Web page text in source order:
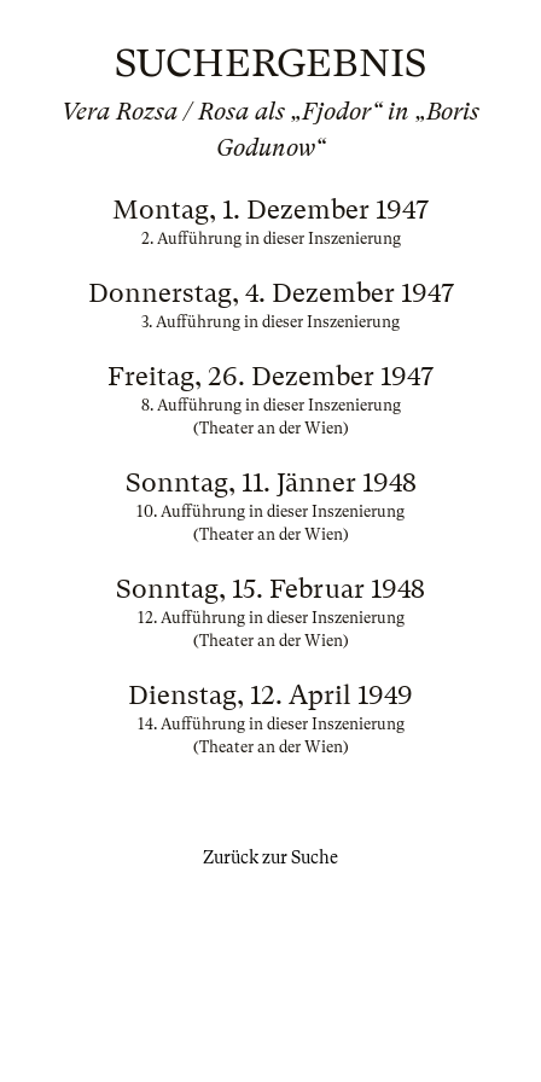
SUCHERGEBNIS
Vera Rozsa / Rosa als „Fjodor“ in „Boris
Godunow“
Montag, 1. Dezember 1947
2. Aufführung in dieser Inszenierung
Donnerstag, 4. Dezember 1947
3. Aufführung in dieser Inszenierung
Freitag, 26. Dezember 1947
8. Aufführung in dieser Inszenierung
(Theater an der Wien)
Sonntag, 11. Jänner 1948
10. Aufführung in dieser Inszenierung
(Theater an der Wien)
Sonntag, 15. Februar 1948
12. Aufführung in dieser Inszenierung
(Theater an der Wien)
Dienstag, 12. April 1949
14. Aufführung in dieser Inszenierung
(Theater an der Wien)
Zurück zur Suche